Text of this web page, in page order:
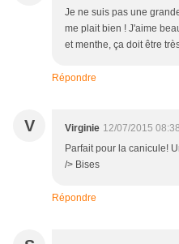
Je ne suis pas une
me plait bien ! J'aime
et menthe, ça doit être
Répondre
V Virginie 12/07/2015 08:38
Parfait pour la canicule!
/> Bises
Répondre